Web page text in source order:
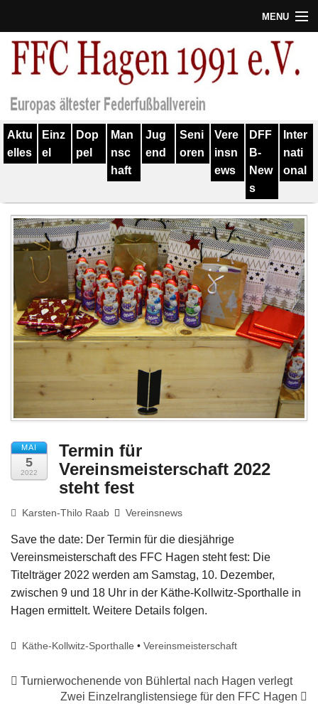
MENU
Termine
Verein
Geschichte
Training
Spieler
Kontakt
Links
Impressum
Aktu
elles
Einz
el
Dop
pel
Man
nsc
haft
Jug
end
Seni
oren
Vere
insn
ews
DFF
B-
New
s
Inter
nati
onal
MAI
5
2022
Termin für
Vereinsmeisterschaft 2022
steht fest
Karsten-Thilo Raab Vereinsnews
Save the date: Der Termin für die diesjährige
Vereinsmeisterschaft des FFC Hagen steht fest: Die
Titelträger 2022 werden am Samstag, 10. Dezember,
zwischen 9 und 18 Uhr in der Käthe-Kollwitz-Sporthalle in
Hagen ermittelt. Weitere Details folgen.
Käthe-Kollwitz-Sporthalle •Vereinsmeisterschaft
Turnierwochenende von Bühlertal nach Hagen verlegt
Zwei Einzelranglistensiege für den FFC Hagen